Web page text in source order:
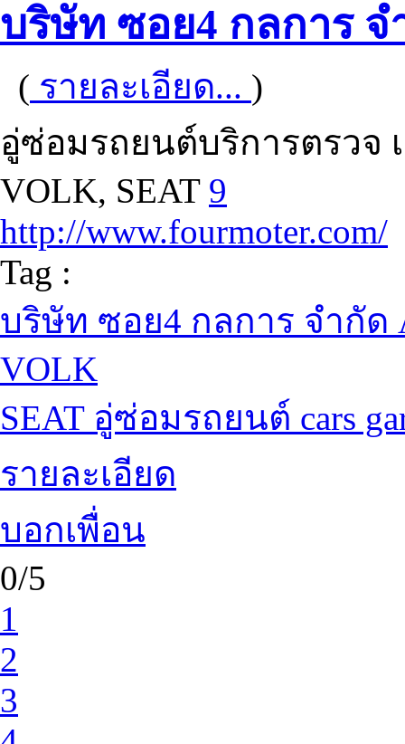
บริษัท ซอย4 กลการ จ
( รายละเอียด... )
อู่ซ่อมรถยนต์บริการตรวจ
VOLK, SEAT 9
http://www.fourmoter.com/
Tag :
บริษัท ซอย4 กลการ จำกัด
VOLK
SEAT อู่ซ่อมรถยนต์ cars
รายละเอียด
บอกเพื่อน
0/5
1
2
3